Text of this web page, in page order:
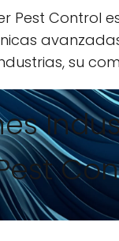
Pest Control
su